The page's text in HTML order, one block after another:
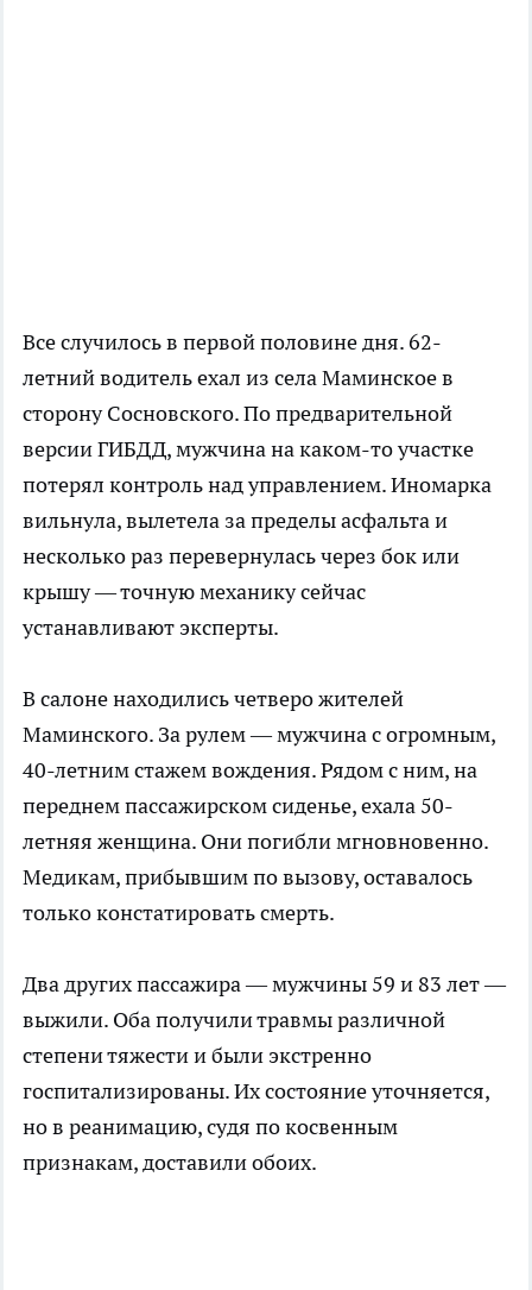
Все случилось в первой половине дня. 62-
летний водитель ехал из села Маминское в
сторону Сосновского. По предварительной
версии ГИБДД, мужчина на каком-то участке
потерял контроль над управлением. Иномарка
вильнула, вылетела за пределы асфальта и
несколько раз перевернулась через бок или
крышу — точную механику сейчас
устанавливают эксперты.
В салоне находились четверо жителей
Маминского. За рулем — мужчина с огромным,
40-летним стажем вождения. Рядом с ним, на
переднем пассажирском сиденье, ехала 50-
летняя женщина. Они погибли мгновновенно.
Медикам, прибывшим по вызову, оставалось
только констатировать смерть.
Два других пассажира — мужчины 59 и 83 лет —
выжили. Оба получили травмы различной
степени тяжести и были экстренно
госпитализированы. Их состояние уточняется,
но в реанимацию, судя по косвенным
признакам, доставили обоих.